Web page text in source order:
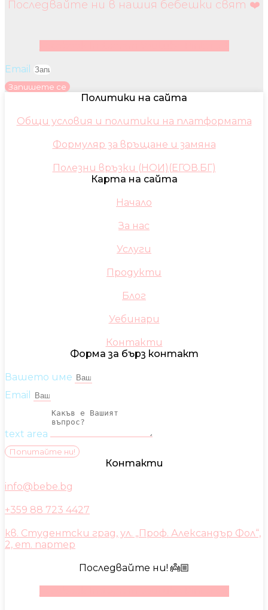
Последвайте ни в нашия бебешки свят ❤️
Email
Запишете се
Политики на сайта
Общи условия и политики на платформата
Формуляр за връщане и замяна
Полезни връзки (НОИ)(ЕГОВ.БГ)
Карта на сайта
Начало
За нас
Услуги
Продукти
Блог
Уебинари
Контакти
Форма за бърз контакт
Вашето име
Email
text area
Попитайте ни!
Контакти
info@bebe.bg
+359 88 723 4427
кв. Студентски град, ул. „Проф. Александър Фол“,
2, ет. партер
Последвайте ни! 👼🏼